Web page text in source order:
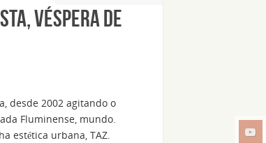
véspera de
desde 2002 agitando o
Fluminense, mundo.
estética urbana, TAZ.